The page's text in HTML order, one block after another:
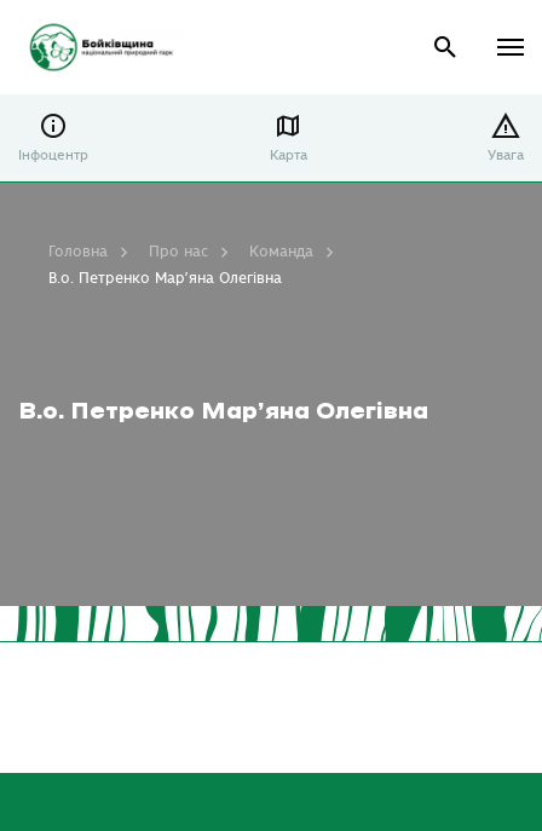
Інфоцентр Карта Увага
В.о. Петренко Мар’яна Олегівна
Головна Про нас
Команда
В.о. Петренко Мар’яна Олегівна